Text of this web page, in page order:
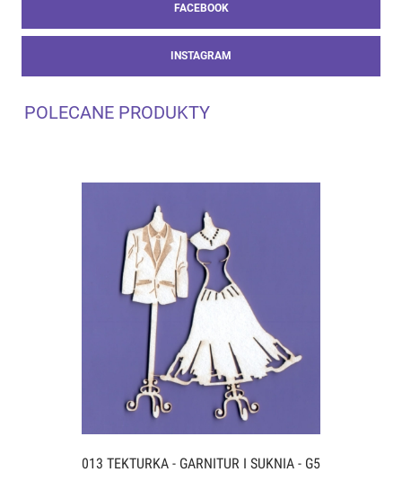
FACEBOOK
INSTAGRAM
POLECANE PRODUKTY
013 TEKTURKA - GARNITUR I SUKNIA - G5